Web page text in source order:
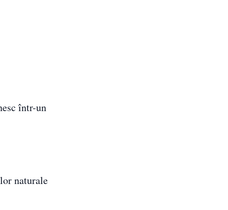
într-un
naturale